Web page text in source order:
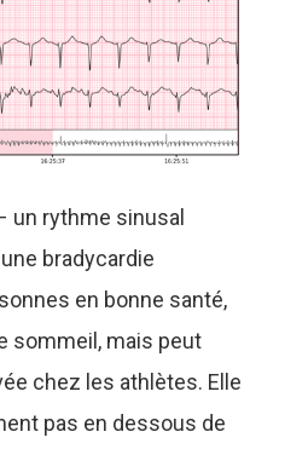
un rythme sinusal
bradycardie
en bonne santé,
sommeil, mais peut
chez les athlètes. Elle
pas en dessous de